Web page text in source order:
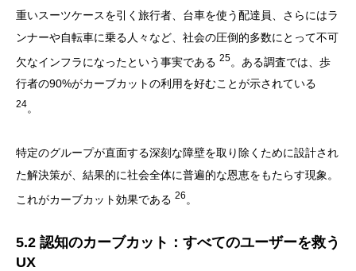
重いスーツケースを引く旅行者、台車を使う配達員、さらにはラ
ンナーや自転車に乗る人々など、社会の圧倒的多数にとって不可
欠なインフラになったという事実である 25。ある調査では、歩
行者の90%がカーブカットの利用を好むことが示されている
24。
特定のグループが直面する深刻な障壁を取り除くために設計され
た解決策が、結果的に社会全体に普遍的な恩恵をもたらす現象。
これがカーブカット効果である 26 。
5.2 認知のカーブカット：すべてのユーザーを救う
UX